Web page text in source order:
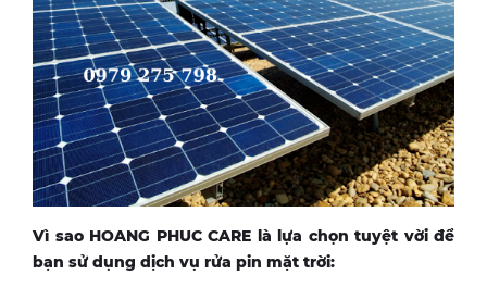
Vì sao HOANG PHUC CARE là lựa chọn tuyệt vời để
bạn sử dụng dịch vụ rửa pin mặt trời: